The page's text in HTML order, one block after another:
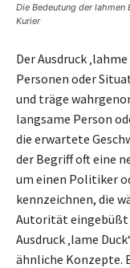
Die Bedeutung der
Kurier
Der Ausdruck
Personen oder
und träge
langsame Person
die erwartete
der Begriff oft eine
um einen Politiker
kennzeichnen, die
Autorität
Ausdruck ‚lame
ähnliche Konzepte.